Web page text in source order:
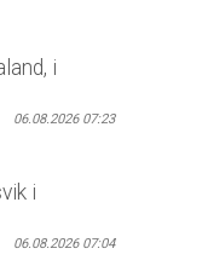
i
06.08.2026 07:23
i
06.08.2026 07:04